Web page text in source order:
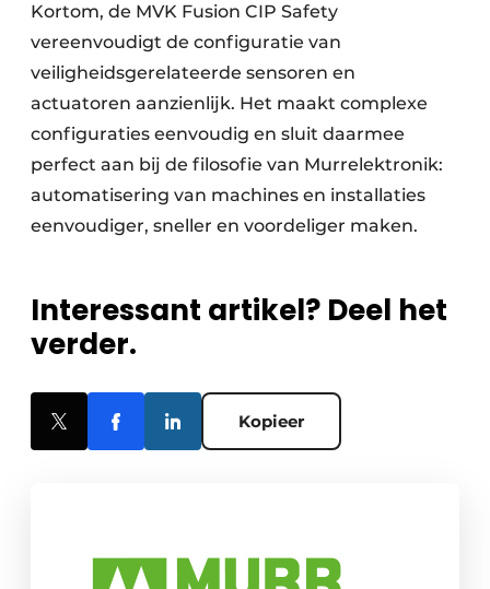
Kortom, de MVK Fusion CIP Safety
vereenvoudigt de configuratie van
veiligheidsgerelateerde sensoren en
actuatoren aanzienlijk. Het maakt complexe
configuraties eenvoudig en sluit daarmee
perfect aan bij de filosofie van Murrelektronik:
automatisering van machines en installaties
eenvoudiger, sneller en voor­deliger maken.
Interessant artikel? Deel het
verder.
Kopieer